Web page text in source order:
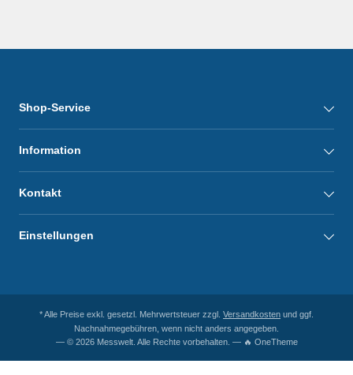
Shop-Service
Information
Kontakt
Einstellungen
* Alle Preise exkl. gesetzl. Mehrwertsteuer zzgl. Versandkosten und ggf.
Nachnahmegebühren, wenn nicht anders angegeben.
— © 2026 Messwelt. Alle Rechte vorbehalten. — 🔥 OneTheme